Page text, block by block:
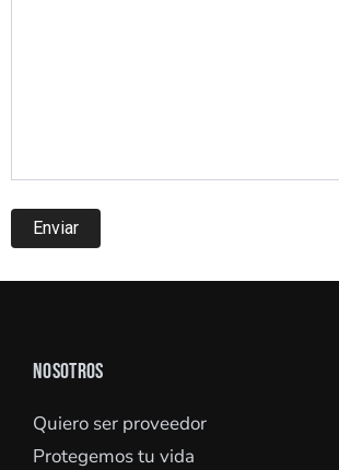
NOSOTROS
Quiero ser proveedor
Protegemos tu vida